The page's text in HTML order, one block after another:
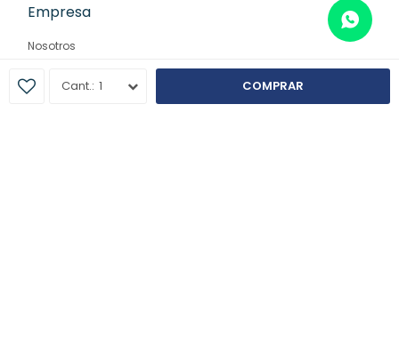
1 COMPRAR
Empresa
Nosotros